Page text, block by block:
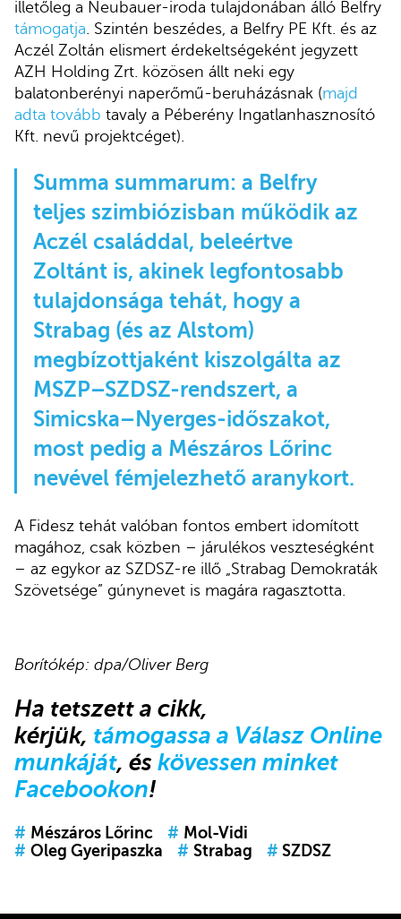
illetőleg a Neubauer-iroda tulajdonában álló Belfry
támogatja . Szintén beszédes, a Belfry PE Kft. és az
Aczél Zoltán elismert érdekeltségeként jegyzett
AZH Holding Zrt. közösen állt neki egy
balatonberényi naperőmű-beruházásnak (majd
adta tovább tavaly a Péberény Ingatlanhasznosító
Kft. nevű projektcéget).
Summa summarum: a Belfry
teljes szimbiózisban működik az
Aczél családdal, beleértve
Zoltánt is, akinek legfontosabb
tulajdonsága tehát, hogy a
Strabag (és az Alstom)
megbízottjaként kiszolgálta az
MSZP–SZDSZ-rendszert, a
Simicska–Nyerges-időszakot,
most pedig a Mészáros Lőrinc
nevével fémjelezhető aranykort.
A Fidesz tehát valóban fontos embert idomított
magához, csak közben – járulékos veszteségként
– az egykor az SZDSZ-re illő „Strabag Demokraták
Szövetsége” gúnynevet is magára ragasztotta.
Borítókép: dpa/Oliver Berg
Ha tetszett a cikk,
kérjük, támogassa a Válasz Online
munkáját, és kövessen minket
Facebookon!
# Mészáros Lőrinc # Mol-Vidi
# Oleg Gyeripaszka # Strabag # SZDSZ